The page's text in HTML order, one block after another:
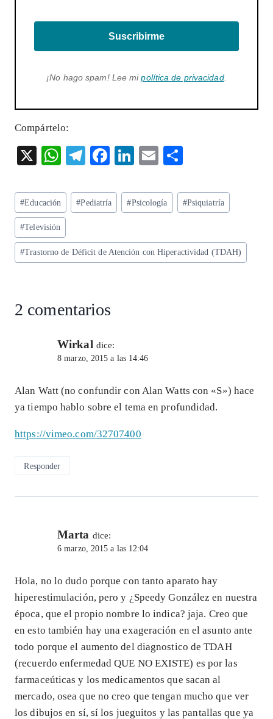
Suscribirme
¡No hago spam! Lee mipolítica de privacidad.
Compártelo:
X
W
ts
A
p
p
T
eg
ra
F
eb
o
k
Li
ke
dI
E
ai
l
re
Etiquetas
de
la
entrada:
#Educación #Pediatría #Psicología #Psiquiatría
#Televisión
#Trastorno de Déficit de Atención con Hiperactividad (TDAH)
2 comentarios
Wirkal dice:
8 marzo, 2015 a las 14:46
Alan Watt (no confundir con Alan Watts con «S») hace
ya tiempo hablo sobre el tema en profundidad.
https://vimeo.com/32707400
Responder
Marta dice:
6 marzo, 2015 a las 12:04
Hola, no lo dudo porque con tanto aparato hay
hiperestimulación, pero y ¿Speedy González en nuestra
época, que el propio nombre lo indica? jaja. Creo que
en esto también hay una exageración en el asunto ante
todo porque el aumento del diagnostico de TDAH
(recuerdo enfermedad QUE NO EXISTE) es por las
farmaceúticas y los medicamentos que sacan al
mercado, osea que no creo que tengan mucho que ver
los dibujos en sí, sí los jueguitos y las pantallas que ya